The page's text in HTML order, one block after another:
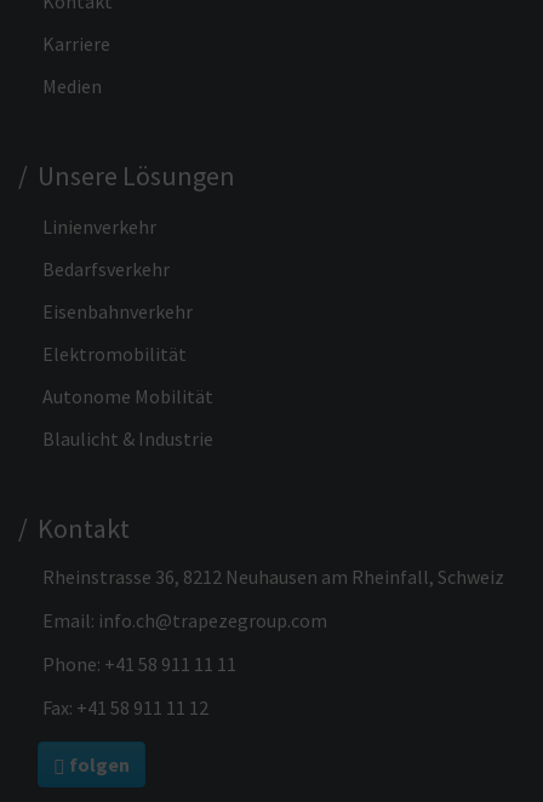
Karriere
Medien
/ Unsere Lösungen
Linienverkehr
Bedarfsverkehr
Eisenbahnverkehr
Elektromobilität
Autonome Mobilität
Blaulicht & Industrie
/ Kontakt
Rheinstrasse 36, 8212 Neuhausen am Rheinfall, Schweiz
Email: info.ch@trapezegroup.com
Phone: +41 58 911 11 11
Fax: +41 58 911 11 12
folgen